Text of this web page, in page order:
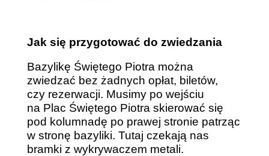
Jak się przygotować do zwiedzania
Bazylikę Świętego Piotra można
zwiedzać bez żadnych opłat, biletów,
czy rezerwacji. Musimy po wejściu
na Plac Świętego Piotra skierować się
pod kolumnadę po prawej stronie patrząc
w stronę bazyliki. Tutaj czekają nas
bramki z wykrywaczem metali.